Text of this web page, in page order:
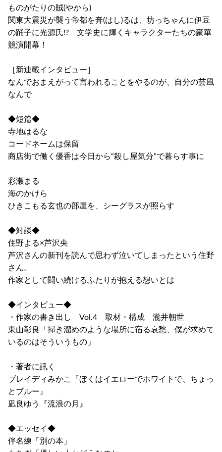
ものがたりの賊(やから)
関東大震災が襲う帝都を奔(はし)るは、坊っちゃんに伊豆
の踊子に光源氏!? 文学史に輝くキャラクターたちの豪華
競演開幕！
［新連載インタビュー］
なんでおまえがって言われることをやるのが、自分の芸風
なんで
◆短篇◆
寺地はるな
コードネームは保留
商店街で働く優香は今日から“殺し屋気分”で暮らす事に
彩瀬まる
海のかけら
ひきこもる玄也の部屋を、シーグラスが照らす
◆対談◆
住野よる×芦沢央
芦沢さんの新刊を読んで思わず泣いてしまったという住野
さん。
作家として闘い続けるふたりが抱える想いとは
◆インタビュー◆
・作家の書き出し Vol.4 取材・構成 瀧井朝世
東山彰良「掃き溜めのような場所に宿る哀愁、僕が求めて
いるのはそういうもの」
・著者に訊く
ブレイディみかこ『ぼくはイエローでホワイトで、ちょっ
とブルー』
凪良ゆう『流浪の月』
◆エッセイ◆
伴名練「別の本」